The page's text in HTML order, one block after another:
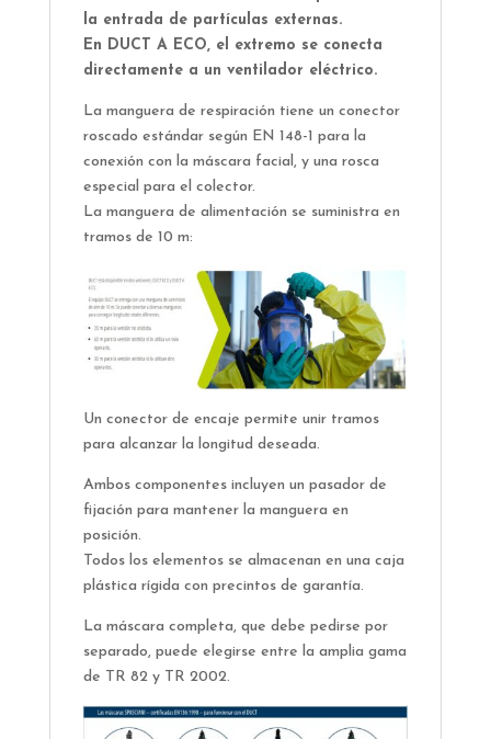
la entrada de partículas externas.
En DUCT A ECO, el extremo se conecta
directamente a un ventilador eléctrico.
La manguera de respiración tiene un conector
roscado estándar según EN 148-1 para la
conexión con la máscara facial, y una rosca
especial para el colector.
La manguera de alimentación se suministra en
tramos de 10 m:
Un conector de encaje permite unir tramos
para alcanzar la longitud deseada.
Ambos componentes incluyen un pasador de
fijación para mantener la manguera en
posición.
Todos los elementos se almacenan en una caja
plástica rígida con precintos de garantía.
La máscara completa, que debe pedirse por
separado, puede elegirse entre la amplia gama
de TR 82 y TR 2002.